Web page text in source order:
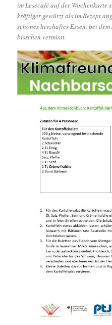
im Lesecafé auf der Wochenkarte
kräftiger gewürzt als im Rezept
schönes herzhaftes Essen, bei
bisschen vermisst.